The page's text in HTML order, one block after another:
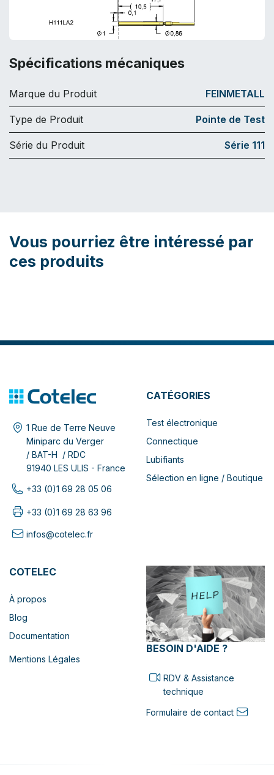
Spécifications mécaniques
Marque du Produit FEINMETALL
Type de Produit Pointe de Test
Série du Produit Série 111
Vous pourriez être intéressé par
ces produits
1 Rue de Terre Neuve
Miniparc du Verger
/ BAT-H / RDC
91940 LES ULIS - France
+33 (0)1 69 28 05 06
+33 (0)1 69 28 63 96
infos@cotelec.fr
CATÉGORIES
Test électronique
Connectique
Lubifiants
Sélection en ligne / Boutique
COTELEC
À propos
Blog
Documentation
Mentions Légales
BESOIN D'AIDE ?
RDV & Assistance
technique
Formulaire de contact